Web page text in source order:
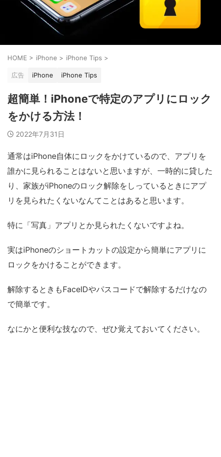
HOME > iPhone > iPhone Tips >
広告 iPhone iPhone Tips
超簡単！iPhoneで特定のアプリにロック
をかける方法！
2022年7月31日
通常はiPhone自体にロックをかけているので、アプリを
誰かに見られることはないと思いますが、一時的に貸した
り、家族がiPhoneのロック解除をしっているときにアプ
リを見られたくないなんてことはあると思います。
特に「写真」アプリとか見られたくないですよね。
実はiPhoneのショートカットの設定から簡単にアプリに
ロックをかけることができます。
解除するときもFaceIDやパスコードで解除するだけなの
で簡単です。
なにかと便利な技なので、ぜひ覚えておいてください。